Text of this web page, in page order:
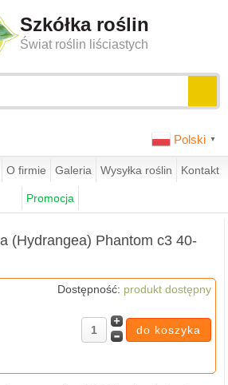
Szkółka roślin
Świat roślin liściastych
Polski ▼
O firmie Galeria Wysyłka roślin Kontakt
PromocjaPhantom c3 40-50cm
(Hydrangea) Phantom c3 40-
Dostępność: produkt dostępny